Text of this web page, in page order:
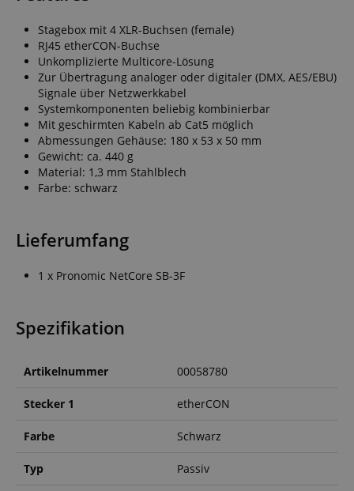
Stagebox mit 4 XLR-Buchsen (female)
RJ45 etherCON-Buchse
Unkomplizierte Multicore-Lösung
Zur Übertragung analoger oder digitaler (DMX, AES/EBU)
Signale über Netzwerkkabel
Systemkomponenten beliebig kombinierbar
Mit geschirmten Kabeln ab Cat5 möglich
Abmessungen Gehäuse: 180 x 53 x 50 mm
Gewicht: ca. 440 g
Material: 1,3 mm Stahlblech
Farbe: schwarz
Lieferumfang
1 x Pronomic NetCore SB-3F
Spezifikation
Artikelnummer 00058780
Stecker 1 etherCON
Farbe Schwarz
Typ Passiv